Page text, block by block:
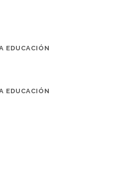
EDUCACIÓN
EDUCACIÓN